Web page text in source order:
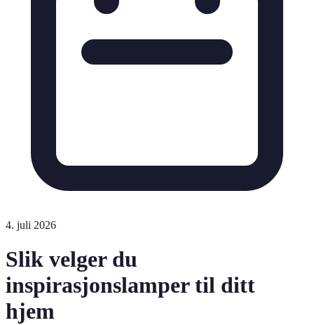
4. juli 2026
Slik velger du
inspirasjonslamper til ditt
hjem